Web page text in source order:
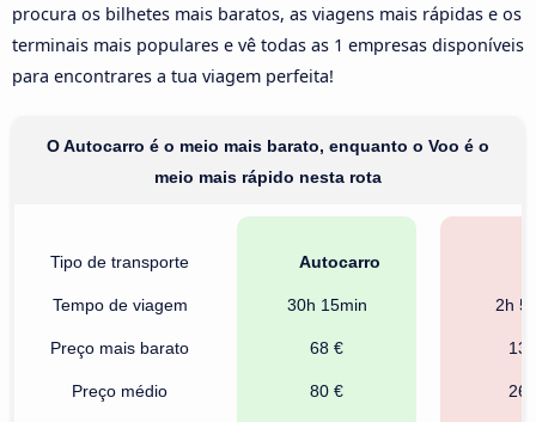
procura os bilhetes mais baratos, as viagens mais rápidas e os
terminais mais populares e vê todas as 1 empresas disponíveis
para encontrares a tua viagem perfeita!
O Autocarro é o meio mais barato, enquanto o Voo é o
meio mais rápido nesta rota
Tipo de transporte
Tempo de viagem
Preço mais barato
Preço médio
Autocarro
30h 15min
68 €
80 €
2h